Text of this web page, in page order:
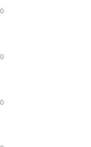
0
0
0